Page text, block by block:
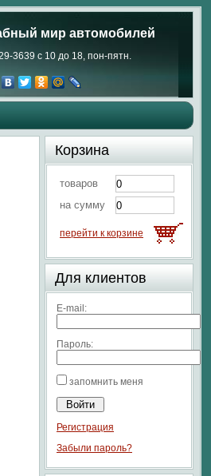
мир автомобилей
3639 с 10 до 18, пон-пятн.
Корзина
товаров
на сумму
перейти к корзине
Для клиентов
E-mail:
Пароль:
запомнить меня
Регистрация
Забыли пароль?